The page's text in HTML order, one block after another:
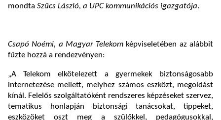
mondta Szűcs László, a UPC kommunikációs igazgatója.
Csapó Noémi, a Magyar Telekom képviseletében az alábbit
fűzte hozzá a rendezvényen:
„A Telekom elkötelezett a gyermekek biztonságosabb
internetezése mellett, melyhez számos eszközt, megoldást
kínál. Felelős szolgáltatóként rendszeres képzéseket szervez,
tematikus honlapján biztonsági tanácsokat, tippeket,
eszközöket oszt meg a szülőkkel, pedagógusokkal,